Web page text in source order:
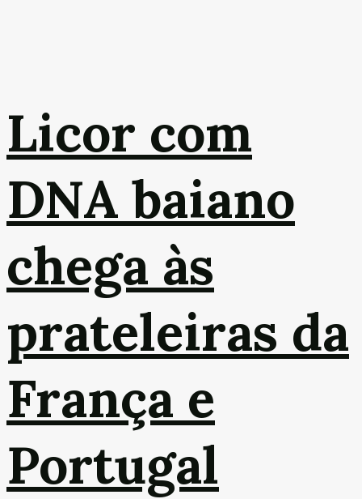
Licor com
DNA baiano
chega às
prateleiras da
França e
Portugal